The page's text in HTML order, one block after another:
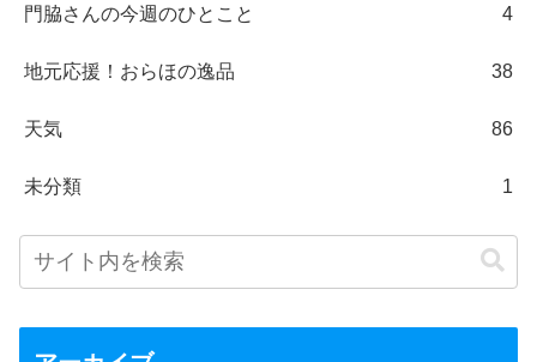
門脇さんの今週のひとこと 4
地元応援！おらほの逸品 38
天気 86
未分類 1